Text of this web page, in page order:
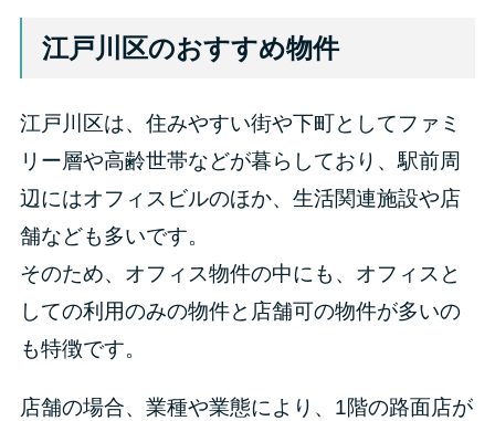
江戸川区のおすすめ物件
江戸川区は、住みやすい街や下町としてファミ
リー層や高齢世帯などが暮らしており、駅前周
辺にはオフィスビルのほか、生活関連施設や店
舗なども多いです。
そのため、オフィス物件の中にも、オフィスと
しての利用のみの物件と店舗可の物件が多いの
も特徴です。
店舗の場合、業種や業態により、1階の路面店が